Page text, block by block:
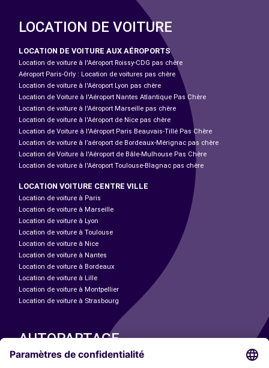
LOCATION DE VOITURE
LOCATION DE VOITURE AUX AÉROPORTS
Location de voiture à l'Aéroport Roissy-CDG pas chère
Aéroport Paris-Orly : Location de voitures pas chère
Location de voiture à l'Aéroport Lyon pas chère
Location de Voiture à l'Aéroport Nantes Atlantique Pas Chère
Location de voiture à l'Aéroport Marseille pas chère
Location de voiture à l'Aéroport de Nice pas chère
Location de Voiture à l'Aéroport Paris Beauvais-Tillé Pas Chère
Location de voiture à l’aéroport de Bordeaux-Mérignac pas chère
Location de Voiture à l'Aéroport de Bâle-Mulhouse Pas Chère
Location de voiture à l'Aéroport Toulouse-Blagnac pas chère
LOCATION VOITURE CENTRE VILLE
Location de voiture à Paris
Location de voiture à Marseille
Location de voiture à Lyon
Location de voiture à Toulouse
Location de voiture à Nice
Location de voiture à Nantes
Location de voiture à Bordeaux
Location de voiture à Lille
Location de voiture à Montpellier
Location de voiture à Strasbourg
AUTOPARTAGE